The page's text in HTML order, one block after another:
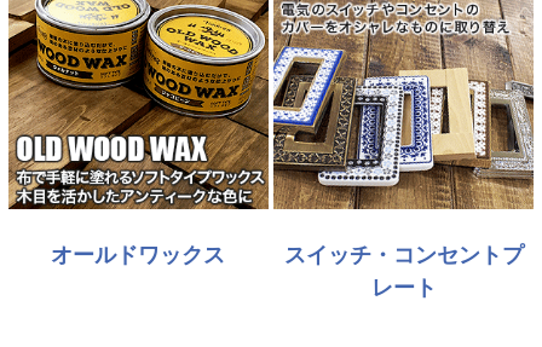
オールドワックス
スイッチ・コンセントプ
レート